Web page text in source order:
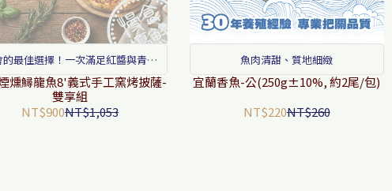
的最佳選擇！一次滿足紅醬與青醬
的兩種奢華享受。
燻鱘龍魚8'義式手工窯烤披薩-
雙享組
NT$900NT$1,053
魚肉清甜、質地細緻
宜蘭香魚-公(250g±10%, 約2尾/包)
NT$220NT$260